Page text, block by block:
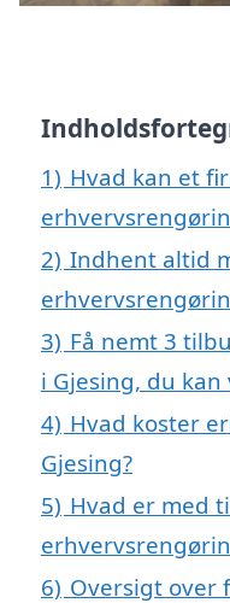
1) Hvad kan et
2) Indhent altid
3) Få nemt 3
i Gjesing, du
4) Hvad koster
Gjesing?
5) Hvad er med
6) Oversigt over